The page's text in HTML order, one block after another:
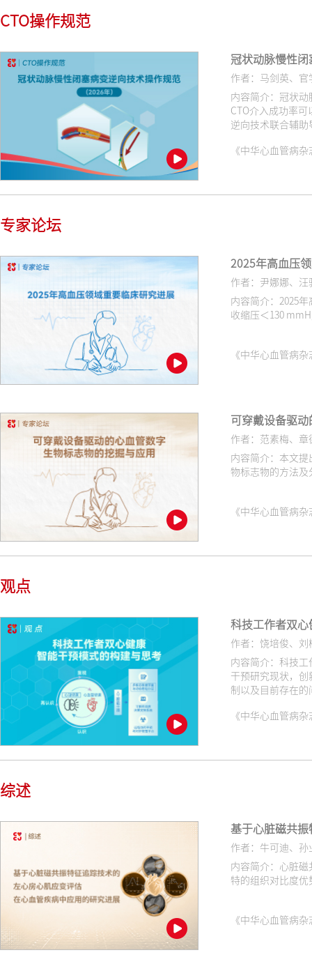
CTO操作规范
冠状动脉慢性
作者：马剑英、
内容简介：冠状
CTO介入成功率
逆向技术联合辅
《中华心血管病
专家论坛
2025年高血压
作者：尹娜娜、汪
内容简介：2025
收缩压＜130
《中华心血管病
可穿戴设备驱
作者：范素梅、
内容简介：本文
物标志物的方法
《中华心血管病
观点
科技工作者双
作者：饶培俊、刘
内容简介：科技
干预研究现状，
制以及目前存在的
《中华心血管病
综述
基于心脏磁共
作者：牛可迪、
内容简介：心脏
特的组织对比度
《中华心血管病